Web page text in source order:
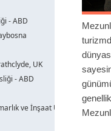
- ABD
UK
- ABD
ve İnşaat Üni.